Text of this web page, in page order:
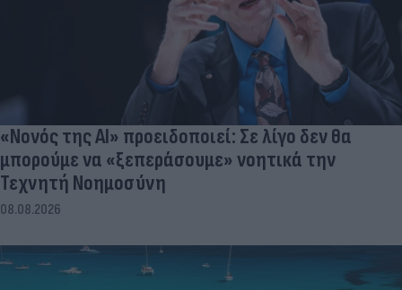
«Νονός της AI» προειδοποιεί: Σε λίγο δεν θα
μπορούμε να «ξεπεράσουμε» νοητικά την
Τεχνητή Νοημοσύνη
08.08.2026